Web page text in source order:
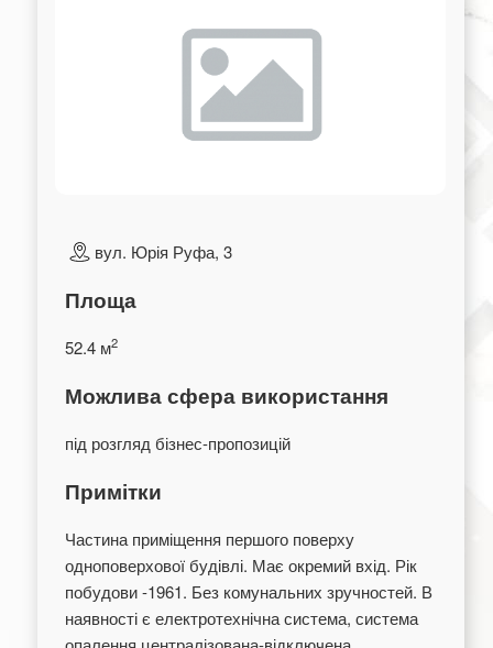
вул. Юрія Руфа, 3
Площа
52.4 м2
Можлива сфера використання
під розгляд бізнес-пропозицій
Примітки
Частина приміщення першого поверху
одноповерхової будівлі. Має окремий вхід. Рік
побудови -1961. Без комунальних зручностей. В
наявності є електротехнічна система, система